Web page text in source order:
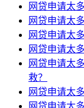
网贷申请太
网贷申请太
网贷申请太
网贷申请太
网贷申请太
救？
网贷申请太
网贷申请太